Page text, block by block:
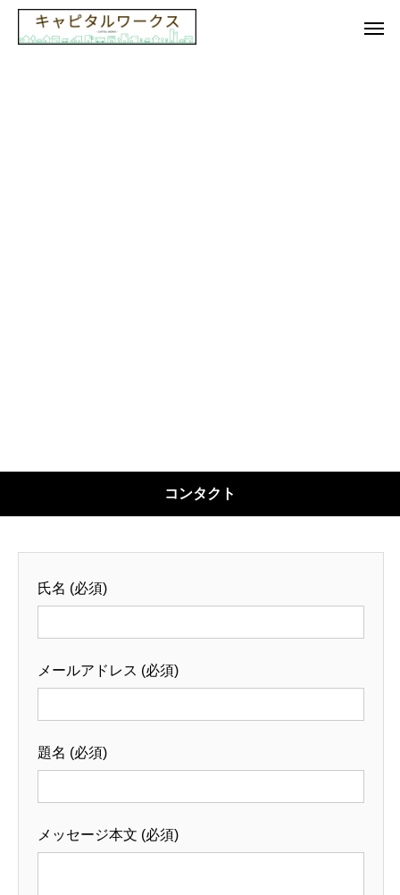
コンタクト
氏名 (必須)
メールアドレス (必須)
題名 (必須)
メッセージ本文 (必須)